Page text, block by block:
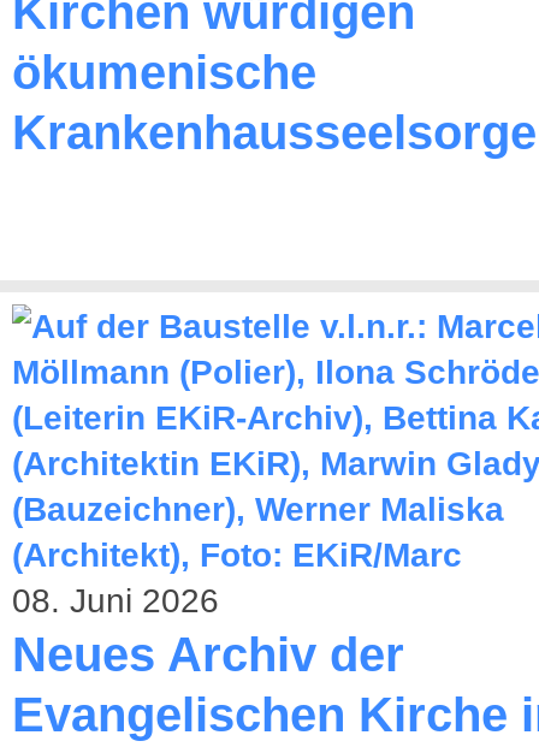
Kirchen würdigen
ökumenische
Krankenhausseelsorge
08. Juni 2026
Neues Archiv der
Evangelischen Kirche